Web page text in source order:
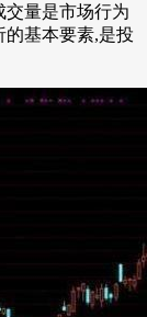
交量是市场行为
基本要素,是投